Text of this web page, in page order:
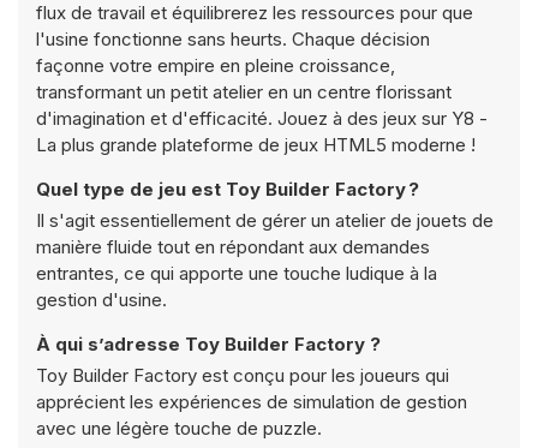
flux de travail et équilibrerez les ressources pour que
l'usine fonctionne sans heurts. Chaque décision
façonne votre empire en pleine croissance,
transformant un petit atelier en un centre florissant
d'imagination et d'efficacité. Jouez à des jeux sur Y8 -
La plus grande plateforme de jeux HTML5 moderne !
Quel type de jeu est Toy Builder Factory ?
Il s'agit essentiellement de gérer un atelier de jouets de
manière fluide tout en répondant aux demandes
entrantes, ce qui apporte une touche ludique à la
gestion d'usine.
À qui s’adresse Toy Builder Factory ?
Toy Builder Factory est conçu pour les joueurs qui
apprécient les expériences de simulation de gestion
avec une légère touche de puzzle.